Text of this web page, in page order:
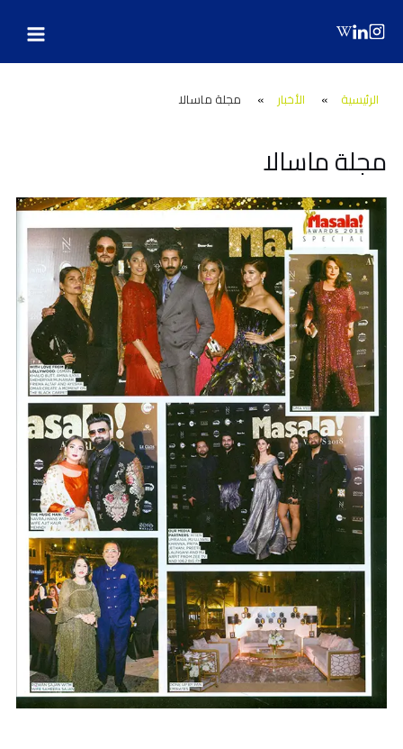
Menu
الرئيسية » الأخبار » مجلة ماسالا
مجلة ماسالا
navigation